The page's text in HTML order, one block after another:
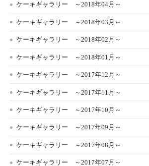
ケーキギャラリー ～2018年04月～
ケーキギャラリー ～2018年03月～
ケーキギャラリー ～2018年02月～
ケーキギャラリー ～2018年01月～
ケーキギャラリー ～2017年12月～
ケーキギャラリー ～2017年11月～
ケーキギャラリー ～2017年10月～
ケーキギャラリー ～2017年09月～
ケーキギャラリー ～2017年08月～
ケーキギャラリー ～2017年07月～